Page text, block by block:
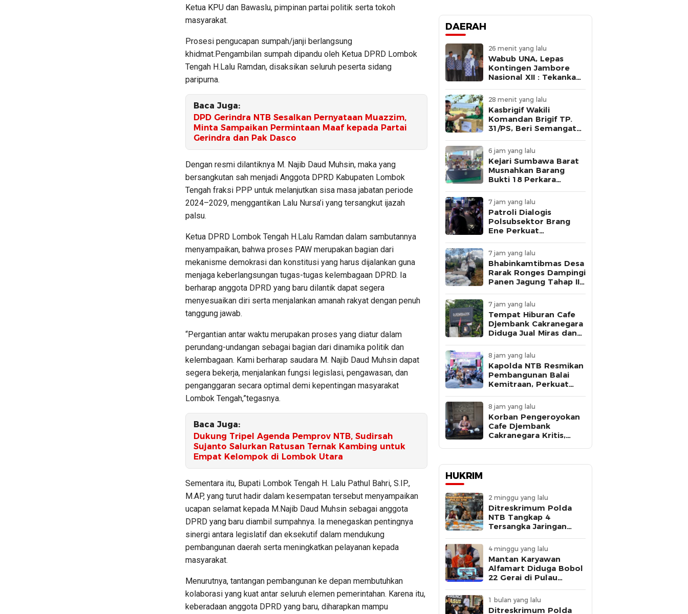
Ketua KPU dan Bawaslu, pimpinan partai politik serta tokoh
masyarakat.
Prosesi pengucapan sumpah/janji berlangsung
khidmat.Pengambilan sumpah dipandu oleh Ketua DPRD Lombok
Tengah H.Lalu Ramdan, disaksikan seluruh peserta sidang
paripurna.
Baca Juga:
DPD Gerindra NTB Sesalkan Pernyataan Muazzim,
Minta Sampaikan Permintaan Maaf kepada Partai
Gerindra dan Pak Dasco
Dengan resmi dilantiknya M. Najib Daud Muhsin, maka yang
bersangkutan sah menjadi Anggota DPRD Kabupaten Lombok
Tengah fraksi PPP untuk melanjutkan sisa masa jabatan periode
2024–2029, menggantikan Lalu Nursa’i yang tersangkut ijazah
palsu.
Ketua DPRD Lombok Tengah H.Lalu Ramdan dalam sambutannya
menyampaikan, bahwa proses PAW merupakan bagian dari
mekanisme demokrasi dan konstitusi yang harus dijalankan guna
menjaga keberlangsungan tugas-tugas kelembagaan DPRD. Ia
berharap anggota DPRD yang baru dilantik dapat segera
menyesuaikan diri serta menjalankan amanah rakyat dengan penuh
tanggung jawab.
“Pergantian antar waktu merupakan proses yang diatur dalam
perundang-undangan sebagai bagian dari dinamika politik dan
kelembagaan. Kami berharap saudara M. Najib Daud Muhsin dapat
segera bekerja, menjalankan fungsi legislasi, pengawasan, dan
penganggaran secara optimal demi kepentingan masyarakat
Lombok Tengah,”tegasnya.
Baca Juga:
Dukung Tripel Agenda Pemprov NTB, Sudirsah
Sujanto Salurkan Ratusan Ternak Kambing untuk
Empat Kelompok di Lombok Utara
Sementara itu, Bupati Lombok Tengah H. Lalu Pathul Bahri, S.IP.,
M.AP, yang turut hadir dalam kesempatan tersebut menyampaikan
ucapan selamat kepada M.Najib Daud Muhsin sebagai anggota
DPRD yang baru diambil sumpahnya. Ia menegaskan pentingnya
sinergi antara legislatif dan eksekutif dalam mendukung
pembangunan daerah serta meningkatkan pelayanan kepada
masyarakat.
Menurutnya, tantangan pembangunan ke depan membutuhkan
kolaborasi yang kuat antar seluruh elemen pemerintahan. Karena itu,
keberadaan anggota DPRD yang baru, diharapkan mampu
DAERAH
26 menit yang lalu
Wabub UNA, Lepas
Kontingen Jambore
Nasional XII : Tekankan
Baik Daerah
28 menit yang lalu
Kasbrigif Wakili
Komandan Brigif TP.
31/PS, Beri Semangat
Perlombaan Meriahkan
HUT RI ke 81.
6 jam yang lalu
Kejari Sumbawa Barat
Musnahkan Barang
Bukti 18 Perkara
Tetap
7 jam yang lalu
Patroli Dialogis
Polsubsektor Brang
Ene Perkuat
Edukasi Masyarakat di
Desa Kalimantong
7 jam yang lalu
Bhabinkamtibmas Desa
Rarak Ronges Dampingi
Panen Jagung Tahap III,
Terserap Pasar
7 jam yang lalu
Tempat Hiburan Cafe
Djembank Cakranegara
Diduga Jual Miras dan
APH Diminta Segera
Bertindak
8 jam yang lalu
Kapolda NTB Resmikan
Pembangunan Balai
Kemitraan, Perkuat
Desa Meninting
8 jam yang lalu
Korban Pengeroyokan
Cafe Djembank
Cakranegara Kritis,
Sandubaya Buru Para
HUKRIM
2 minggu yang lalu
Ditreskrimum Polda
NTB Tangkap 4
Tersangka Jaringan
4 minggu yang lalu
Mantan Karyawan
Alfamart Diduga Bobol
22 Gerai di Pulau
Modus Pelaku
1 bulan yang lalu
Ditreskrimum Polda